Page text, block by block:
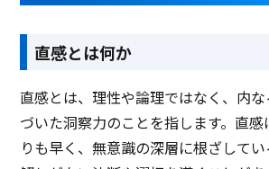
直感とは何か
直感とは、理性や論理ではなく、内
づいた洞察力のことを指します。直
りも早く、無意識の深層に根ざして